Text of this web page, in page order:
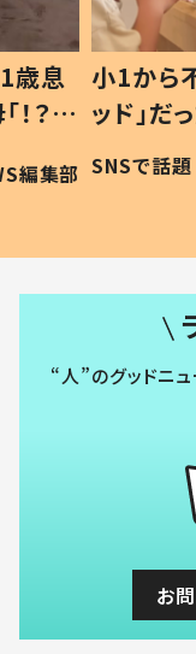
歳息
？」
編集部
小1から
ッド」
作り続
#令和の子
SNSで話題
“人”のグッドニ
お